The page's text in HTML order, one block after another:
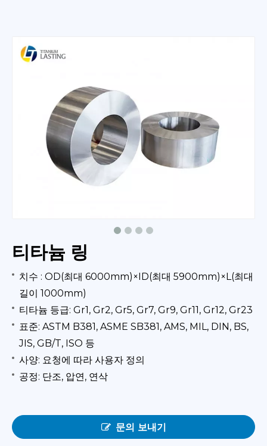
티타늄 링
치수 : OD(최대 6000mm)×ID(최대 5900mm)×L(최대
길이 1000mm)
티타늄 등급: Gr1, Gr2, Gr5, Gr7, Gr9, Gr11, Gr12, Gr23
표준: ASTM B381, ASME SB381, AMS, MIL, DIN, BS,
JIS, GB/T, ISO 등
사양: 요청에 따라 사용자 정의
공정: 단조, 압연, 연삭
문의 보내기